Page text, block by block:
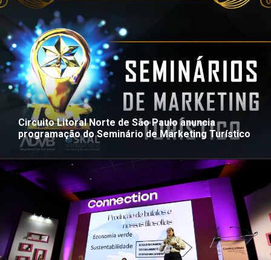
Circuito Litoral Norte de São Paulo anuncia
programação do Seminário de Marketing Turístico